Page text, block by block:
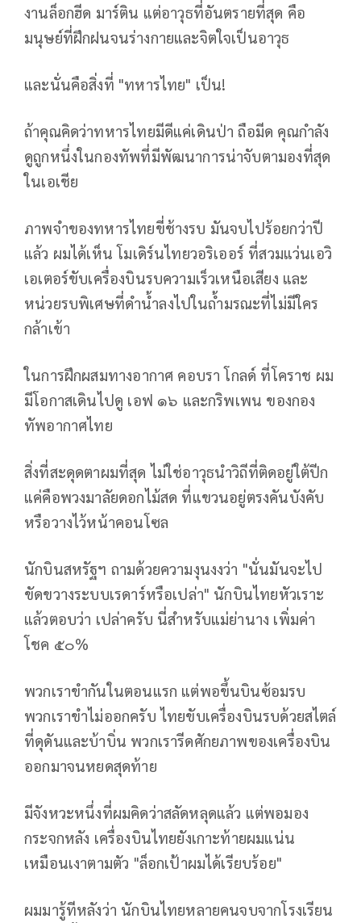
งานล็อกฮีด มาร์ติน แต่อาวุธที่อันตรายที่สุด คือ
มนุษย์ที่ฝึกฝนจนร่างกายและจิตใจเป็นอาวุธ
และนั่นคือสิ่งที่ "ทหารไทย" เป็น!
ถ้าคุณคิดว่าทหารไทยมีดีแค่เดินป่า ถือมีด คุณกำลัง
ดูถูกหนึ่งในกองทัพที่มีพัฒนาการน่าจับตามองที่สุด
ในเอเชีย
ภาพจำของทหารไทยขี่ช้างรบ มันจบไปร้อยกว่าปี
แล้ว ผมได้เห็น โมเดิร์นไทยวอริเออร์ ที่สวมแว่นเอวิ
เอเตอร์ขับเครื่องบินรบความเร็วเหนือเสียง และ
หน่วยรบพิเศษที่ดำน้ำลงไปในถ้ำมรณะที่ไม่มีใคร
กล้าเข้า
ในการฝึกผสมทางอากาศ คอบรา โกลด์ ที่โคราช ผม
มีโอกาสเดินไปดู เอฟ ๑๖ และกริพเพน ของกอง
ทัพอากาศไทย
สิ่งที่สะดุดตาผมที่สุด ไม่ใช่อาวุธนำวิถีที่ติดอยู่ใต้ปีก
แค่คือพวงมาลัยดอกไม้สด ที่แขวนอยู่ตรงคันบังคับ
หรือวางไว้หน้าคอนโซล
นักบินสหรัฐฯ ถามด้วยความงุนงงว่า "นั่นมันจะไป
ขัดขวางระบบเรดาร์หรือเปล่า" นักบินไทยหัวเราะ
แล้วตอบว่า เปล่าครับ นี่สำหรับแม่ย่านาง เพิ่มค่า
โชค ๕๐%
พวกเราขำกันในตอนแรก แต่พอขึ้นบินซ้อมรบ
พวกเราขำไม่ออกครับ ไทยขับเครื่องบินรบด้วยสไตล์
ที่ดุดันและบ้าบิ่น พวกเรารีดศักยภาพของเครื่องบิน
ออกมาจนหยดสุดท้าย
มีจังหวะหนึ่งที่ผมคิดว่าสลัดหลุดแล้ว แต่พอมอง
กระจกหลัง เครื่องบินไทยยังเกาะท้ายผมแน่น
เหมือนเงาตามตัว "ล็อกเป้าผมได้เรียบร้อย"
ผมมารู้ทีหลังว่า นักบินไทยหลายคนจบจากโรงเรียน